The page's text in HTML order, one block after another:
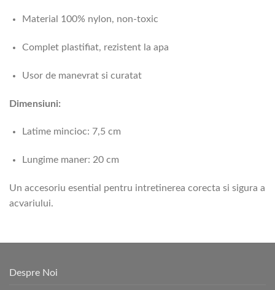
Material 100% nylon, non-toxic
Complet plastifiat, rezistent la apa
Usor de manevrat si curatat
Dimensiuni:
Latime mincioc: 7,5 cm
Lungime maner: 20 cm
Un accesoriu esential pentru intretinerea corecta si sigura a
acvariului.
Despre Noi